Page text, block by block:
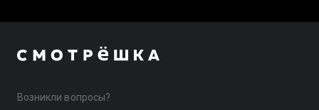
Возникли вопросы?